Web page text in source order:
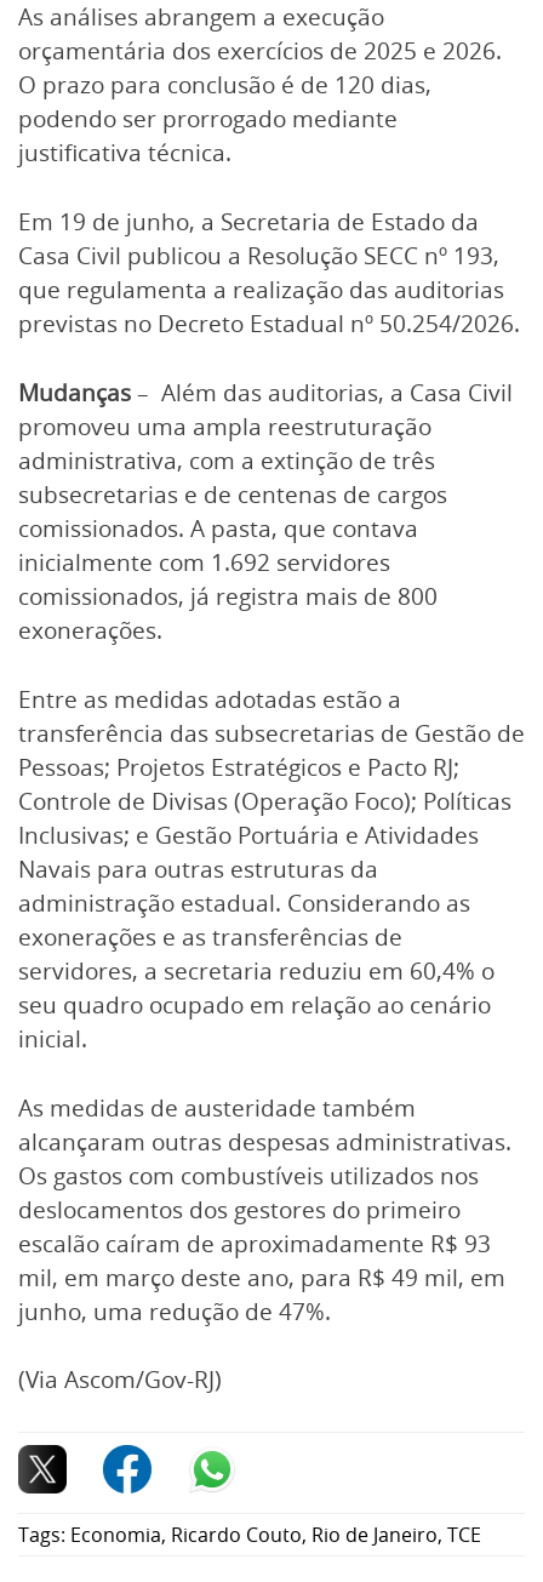
As análises abrangem a execução
orçamentária dos exercícios de 2025 e 2026.
O prazo para conclusão é de 120 dias,
podendo ser prorrogado mediante
justificativa técnica.
Em 19 de junho, a Secretaria de Estado da
Casa Civil publicou a Resolução SECC nº 193,
que regulamenta a realização das auditorias
previstas no Decreto Estadual nº 50.254/2026.
Mudanças– Além das auditorias, a Casa Civil
promoveu uma ampla reestruturação
administrativa, com a extinção de três
subsecretarias e de centenas de cargos
comissionados. A pasta, que contava
inicialmente com 1.692 servidores
comissionados, já registra mais de 800
exonerações.
Entre as medidas adotadas estão a
transferência das subsecretarias de Gestão de
Pessoas; Projetos Estratégicos e Pacto RJ;
Controle de Divisas (Operação Foco); Políticas
Inclusivas; e Gestão Portuária e Atividades
Navais para outras estruturas da
administração estadual. Considerando as
exonerações e as transferências de
servidores, a secretaria reduziu em 60,4% o
seu quadro ocupado em relação ao cenário
inicial.
As medidas de austeridade também
alcançaram outras despesas administrativas.
Os gastos com combustíveis utilizados nos
deslocamentos dos gestores do primeiro
escalão caíram de aproximadamente R$ 93
mil, em março deste ano, para R$ 49 mil, em
junho, uma redução de 47%.
(Via Ascom/Gov-RJ)
Tags: Economia, Ricardo Couto, Rio de Janeiro, TCE